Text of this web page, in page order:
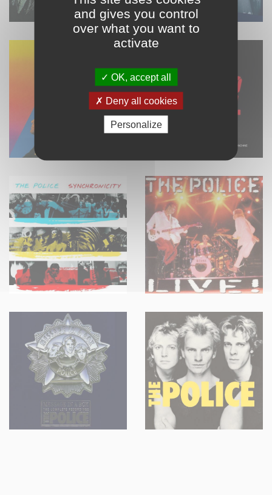
and gives you control
over what you want to
activate
OK, accept all
Deny all cookies
Personalize